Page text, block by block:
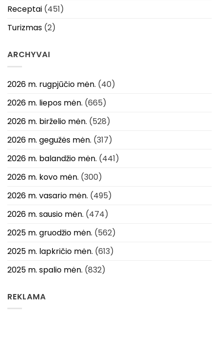
Receptai (451)
Turizmas (2)
ARCHYVAI
2026 m. rugpjūčio mėn. (40)
2026 m. liepos mėn. (665)
2026 m. birželio mėn. (528)
2026 m. gegužės mėn. (317)
2026 m. balandžio mėn. (441)
2026 m. kovo mėn. (300)
2026 m. vasario mėn. (495)
2026 m. sausio mėn. (474)
2025 m. gruodžio mėn. (562)
2025 m. lapkričio mėn. (613)
2025 m. spalio mėn. (832)
REKLAMA